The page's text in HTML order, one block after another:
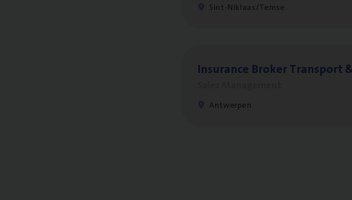
Sint-Niklaas/Temse
Insu­ran­ce Bro­ker Trans­port
Antwerpen